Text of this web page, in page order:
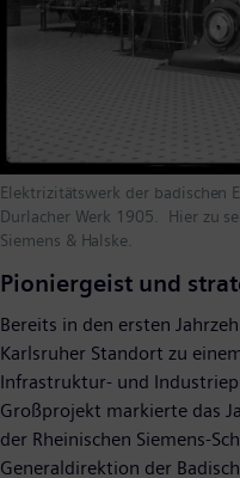
Elektrizitätswerk der badischen
Durlacher Werk 1905. Hier zu
Siemens & Halske.
Pioniergeist und
Bereits in den ersten
Karlsruher Standort zu
Infrastruktur- und
Großprojekt markierte das
der Rheinischen Siemens-
Generaldirektion der